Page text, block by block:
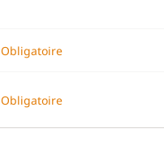
Obligatoire
Obligatoire